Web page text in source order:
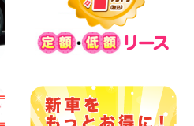
店お盆休みご連絡 愛知県
100円レンタカー 三河安城
2026年08月08日
100円レンタカー 杉戸
2026年08月07日